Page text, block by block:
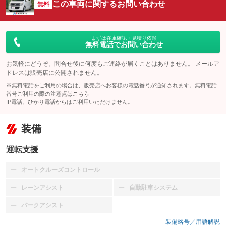
無料 この車両に関するお問い合わせ
まずは在庫確認・見積り依頼
無料電話でお問い合わせ
お気軽にどうぞ。問合せ後に何度もご連絡が届くことはありません。 メールア
ドレスは販売店に公開されません。
※無料電話をご利用の場合は、販売店へお客様の電話番号が通知されます。無料電話
番号ご利用の際の注意点は こちら
IP電話、ひかり電話からはご利用いただけません。
装備
運転支援
オートクルーズコントロール
：装備なし
レーンアシスト
：装備なし 自動駐車システム
：装備なし
パークアシスト
：装備なし
装備略号／用語解説